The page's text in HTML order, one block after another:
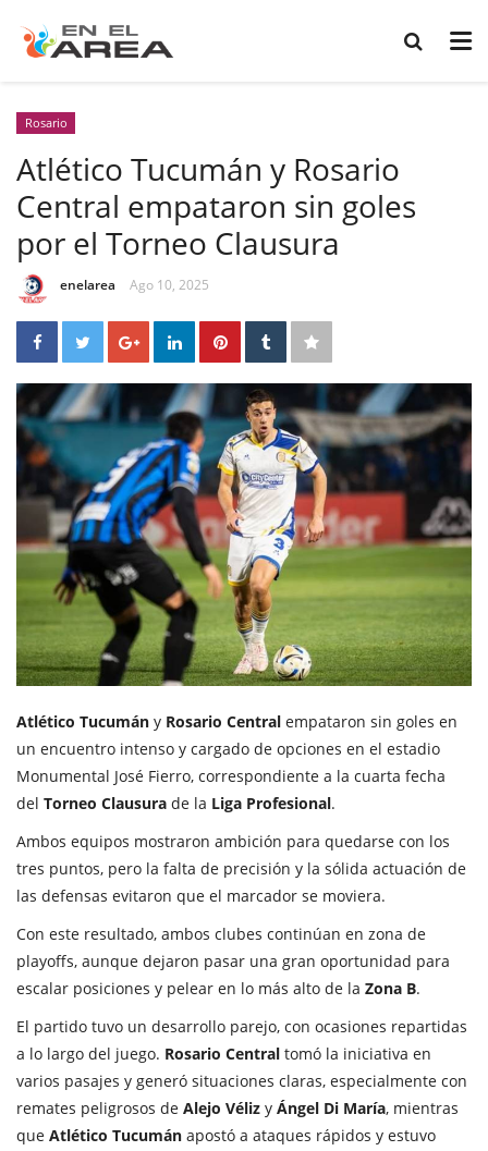
Rosario
Atlético Tucumán y Rosario
Central empataron sin goles
por el Torneo Clausura
enelarea Ago 10, 2025
Atlético Tucumán y Rosario Central empataron sin goles en
un encuentro intenso y cargado de opciones en el estadio
Monumental José Fierro, correspondiente a la cuarta fecha
del Torneo Clausura de la Liga Profesional.
Ambos equipos mostraron ambición para quedarse con los
tres puntos, pero la falta de precisión y la sólida actuación de
las defensas evitaron que el marcador se moviera.
Con este resultado, ambos clubes continúan en zona de
playoffs, aunque dejaron pasar una gran oportunidad para
escalar posiciones y pelear en lo más alto de la Zona B.
El partido tuvo un desarrollo parejo, con ocasiones repartidas
a lo largo del juego. Rosario Central tomó la iniciativa en
varios pasajes y generó situaciones claras, especialmente con
remates peligrosos de Alejo Véliz y Ángel Di María, mientras
que Atlético Tucumán apostó a ataques rápidos y estuvo